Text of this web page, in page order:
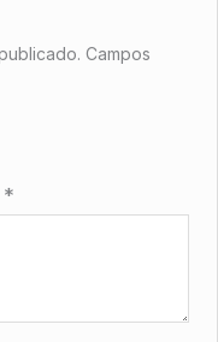
Campos
*